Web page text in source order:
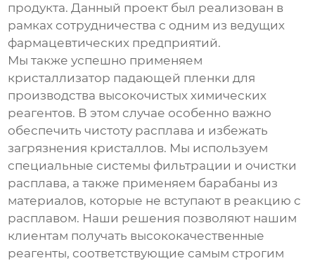
продукта. Данный проект был реализован в
рамках сотрудничества с одним из ведущих
фармацевтических предприятий.
Мы также успешно применяем
кристаллизатор падающей пленки для
производства высокочистых химических
реагентов. В этом случае особенно важно
обеспечить чистоту расплава и избежать
загрязнения кристаллов. Мы используем
специальные системы фильтрации и очистки
расплава, а также применяем барабаны из
материалов, которые не вступают в реакцию с
расплавом. Наши решения позволяют нашим
клиентам получать высококачественные
реагенты, соответствующие самым строгим